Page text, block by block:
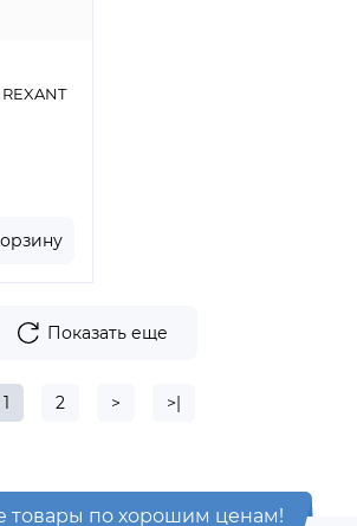
Показать еще
1 2 > >|
товары по хорошим ценам!